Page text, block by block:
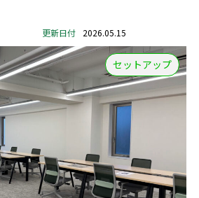
更新日付 2026.05.15
セットアップ